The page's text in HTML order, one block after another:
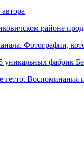
районе
Фотографии,
уникальных фабрик
гетто. Воспоминания